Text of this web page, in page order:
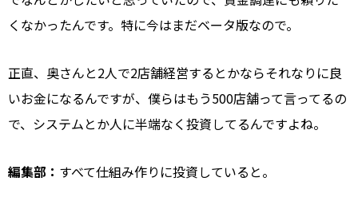
くなかったんです。特に今はまだベータ版なので。
正直、奥さんと2人で2店舗経営するとかならそれなりに良
いお金になるんですが、僕らはもう500店舗って言ってるの
で、システムとか人に半端なく投資してるんですよね。
編集部： すべて仕組み作りに投資していると。